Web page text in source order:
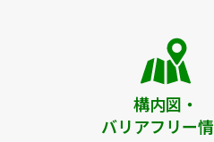
構内図・
バリアフリー